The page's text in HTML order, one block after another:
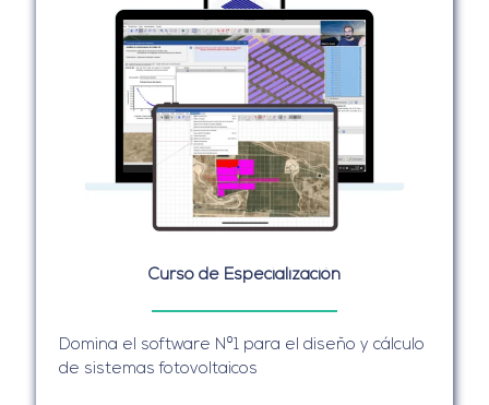
Curso de Especialización
Domina el software Nº1 para el diseño y cálculo
de sistemas fotovoltaicos